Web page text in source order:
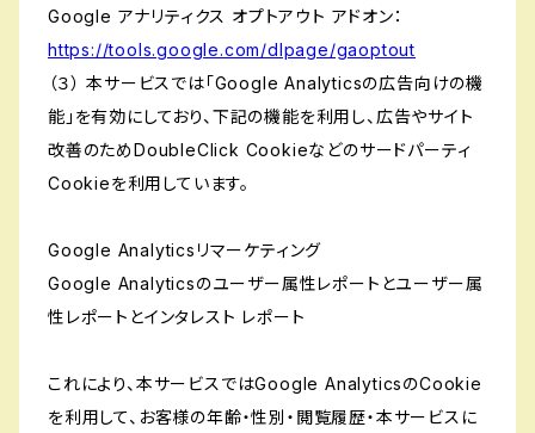
Google アナリティクス オプトアウト アドオン：
https://tools.google.com/dlpage/gaoptout
（３） 本サービスでは「Google Analyticsの広告向けの機
能」を有効にしており、下記の機能を利用し、広告やサイト
改善のためDoubleClick Cookieなどのサードパーティ
Cookieを利用しています。
Google Analyticsリマーケティング
Google Analyticsのユーザー属性レポートとユーザー属
性レポートとインタレスト レポート
これにより、本サービスではGoogle AnalyticsのCookie
を利用して、お客様の年齢・性別・閲覧履歴・本サービスに